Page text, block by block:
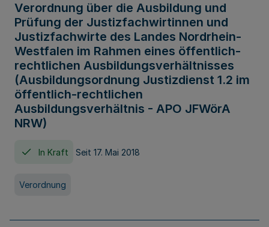
Verordnung über die Ausbildung und
Prüfung der Justizfachwirtinnen und
Justizfachwirte des Landes Nordrhein-
Westfalen im Rahmen eines öffentlich-
rechtlichen Ausbildungsverhältnisses
(Ausbildungsordnung Justizdienst 1.2 im
öffentlich-rechtlichen
Ausbildungsverhältnis - APO JFWörA
NRW)
In Kraft Seit 17. Mai 2018
Verordnung